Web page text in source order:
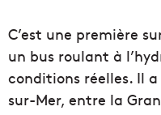
C’est une première
un bus roulant à
conditions réelles. Il
sur-Mer, entre la